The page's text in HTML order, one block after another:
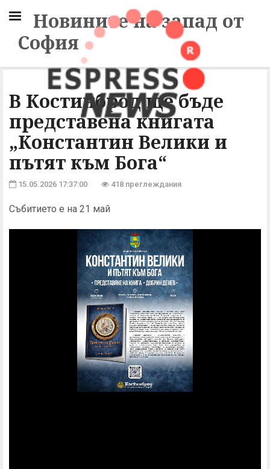
Новините на запад от
София
В Костинброд ще бъде
представена книгата
„Константин Велики и
пътят към Бога“
15.05.2026 17:37:00 418 преглеждания
Събитието е на 21 май